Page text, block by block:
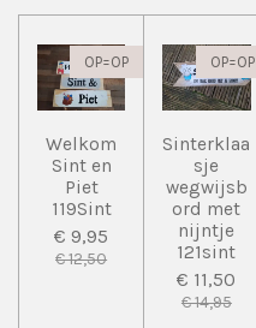
OP=OP
Welkom
Sint en
Piet
119Sint
€ 9,95
€ 12,50
OP=OP
Sinterklaa
sje
wegwijsb
ord met
nijntje
121sint
€ 11,50
€ 14,95